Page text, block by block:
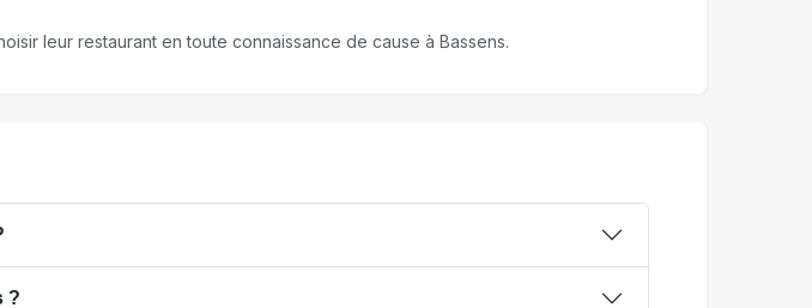
leur restaurant en toute connaissance de cause à Bassens.
?